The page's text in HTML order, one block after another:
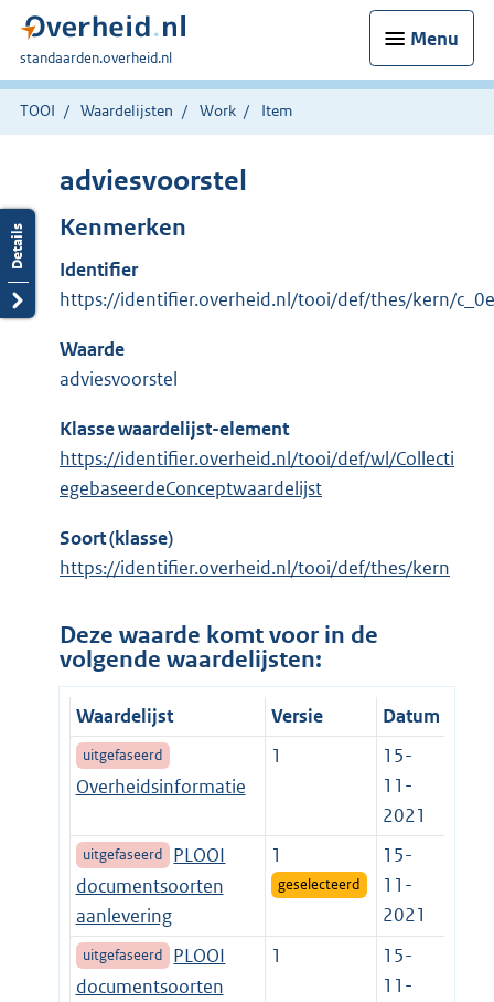
Menu
U
bent
hier:
standaarden.overheid.nl
TOOI Waardelijsten Work Item
adviesvoorstel
Kenmerken
Identifier
https://identifier.overheid.nl/tooi/def/thes/kern/
Waarde
adviesvoorstel
Klasse waardelijst-element
https://identifier.overheid.nl/tooi/def/wl/Collecti
egebaseerdeConceptwaardelijst
Soort (klasse)
https://identifier.overheid.nl/tooi/def/thes/kern
Deze waarde komt voor in de
volgende waardelijsten:
Waardelijst Versie Datum
uitgefaseerd
Overheidsinformatie
1
15-
11-
2021
uitgefaseerd
PLOOI
documentsoorten
aanlevering
1
geselecteerd
15-
11-
2021
uitgefaseerd
PLOOI
documentsoorten
1
15-
11-